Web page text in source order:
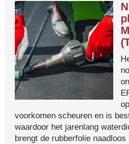
voorkomen scheuren en is
waardoor het jarenlang
brengt de rubberfolie